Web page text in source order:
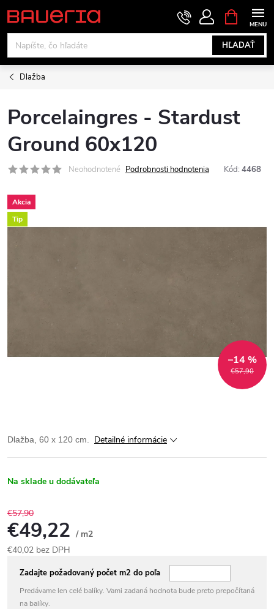
Prejsť
na
obsah
HĽADAŤ
KOŠÍK
Dlažba
Porcelaingres - Stardust
Ground 60x120
Neohodnotené Podrobnosti hodnotenia Kód: 4468
Akcia
Tip
€57,90
–14 %
Dlažba, 60 x 120 cm. Detailné informácie
Na sklade u dodávateľa
€57,90
€49,22 / m2
€40,02 bez DPH
cena:Zadajte požadovaný počet m2 do poľa
Predávame len celé balíky. Vami zadaná hodnota bude preto prepočítaná
na balíky.